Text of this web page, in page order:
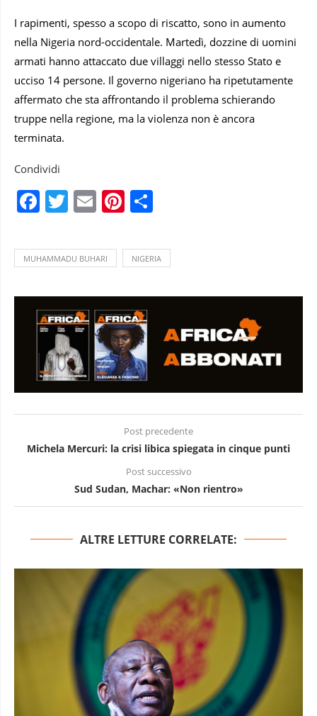
I rapimenti, spesso a scopo di riscatto, sono in aumento
nella Nigeria nord-occidentale. Martedì, dozzine di uomini
armati hanno attaccato due villaggi nello stesso Stato e
ucciso 14 persone. Il governo nigeriano ha ripetutamente
affermato che sta affrontando il problema schierando
truppe nella regione, ma la violenza non è ancora
terminata.
Condividi
Facebook
Twitter
EmailPinterest
MUHAMMADU BUHARI NIGERIA
Post precedente
Michela Mercuri: la crisi libica spiegata in cinque punti
Post successivo
Sud Sudan, Machar: «Non rientro»
ALTRE LETTURE CORRELATE: